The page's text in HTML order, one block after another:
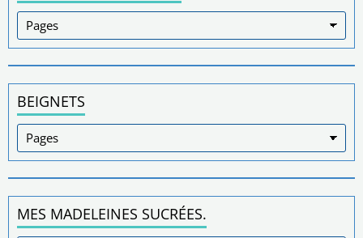
BEIGNETS
MES MADELEINES SUCRÉES.